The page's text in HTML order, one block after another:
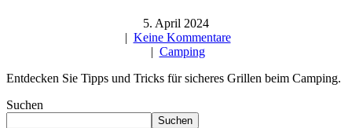
5. April 2024
| Keine Kommentare
| Camping
Entdecken Sie Tipps und Tricks für sicheres Grillen beim Camping.
Suchen
Suchen